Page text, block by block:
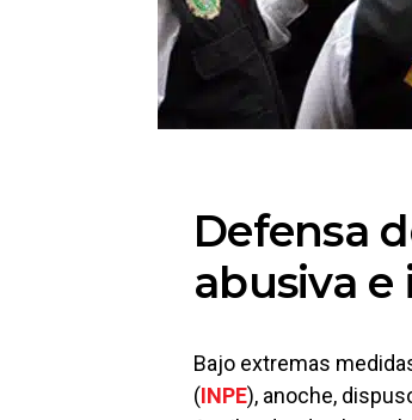
Defensa
abusiva
Bajo extremas
(INPE), anoche,